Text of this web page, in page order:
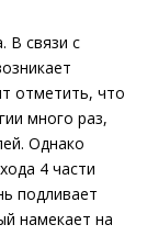
В связи с
отметить, что
много раз,
Однако
4 части
подливает
намекает на